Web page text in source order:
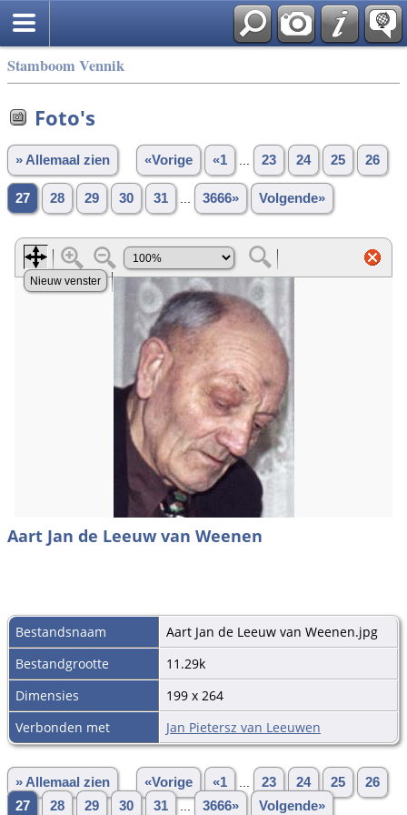
Stamboom Vennik
Foto's
» Allemaal zien «Vorige «1 23 24 25 26
27 28 29 30 31 3666» Volgende»
Aart Jan de Leeuw van Weenen
Bestandsnaam
Aart Jan de Leeuw van Weenen.jpg
Bestandgrootte
11.29k
Dimensies
199 x 264
Verbonden met
Jan Pietersz van Leeuwen
» Allemaal zien «Vorige «1 23 24 25
26
27
28 29 30 31 3666» Volgende»